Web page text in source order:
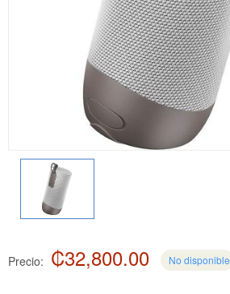
Precio: ₡32,800.00 No disponible